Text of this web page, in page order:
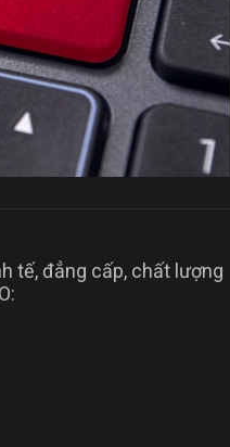
tế, đẳng cấp, chất lượng